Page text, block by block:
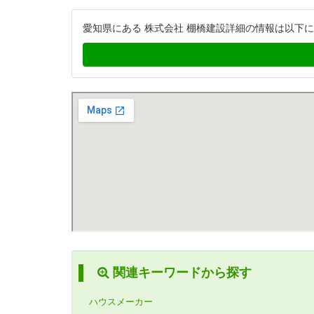
愛知県にある 株式会社 棚橋建設詳細の情報は以下に
関連キーワードから探す
ハウスメーカー